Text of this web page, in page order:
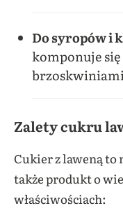
Do syropów i
komponuje
Zalety cukru
Cukier z laweną
także produkt o
właściwościach: